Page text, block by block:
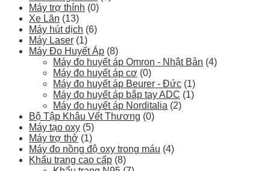
Máy trợ thính (0)
Xe Lăn (13)
Máy hút dịch (6)
Máy Laser (1)
Máy Đo Huyết Áp (8)
Máy đo huyết áp Omron - Nhật Bản (4)
Máy đo huyết áp cơ (0)
Máy đo huyết áp Beurer - Đức (1)
Máy đo huyết áp bắp tay ADC (1)
Máy đo huyết áp Norditalia (2)
Bộ Tập Khâu Vết Thương (0)
Máy tạo oxy (5)
Máy trợ thở (1)
Máy đo nồng độ oxy trong máu (4)
Khẩu trang cao cấp (8)